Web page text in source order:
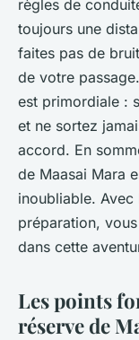
règles de
toujours une
faites pas de
de votre
est primordiale :
et ne sortez
accord. En
de Maasai Mara
inoubliable.
préparation,
dans cette
Les points
réserve de